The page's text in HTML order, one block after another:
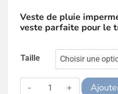
Veste de pluie
veste parfaite pour le
Taille
quantité